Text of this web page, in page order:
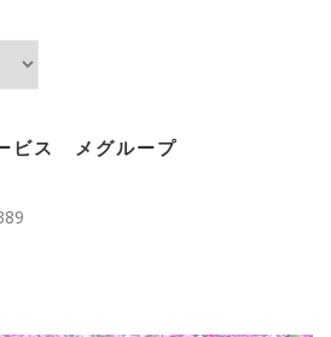
ビス メグループ